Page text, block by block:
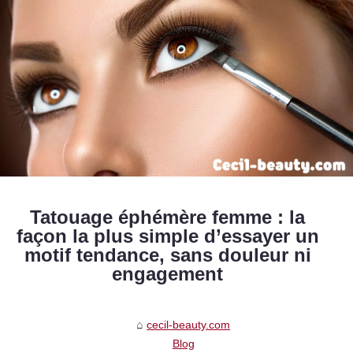
Tatouage éphémère femme : la
façon la plus simple d’essayer un
motif tendance, sans douleur ni
engagement
cecil-beauty.com
Blog